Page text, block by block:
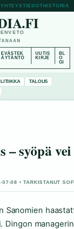
YHTEYSTIEDOTHISTORIA
EVÄSTEK
ÄYTÄNTÖ
UUTIS
KIRJE
BL
O
GI
TALOUS
– syöpä
08 • TARKISTANUT
Sanomien
Dingon